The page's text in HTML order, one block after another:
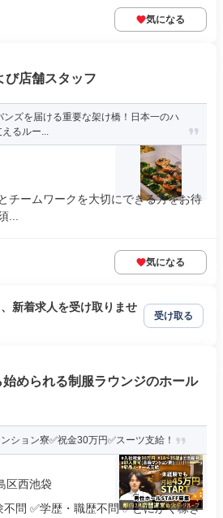
気になる
び店舗スタッフ
ンズを届ける重要な架け橋！日本一のハ
るルー...
チームワークを大切にできる方をお待
...
気になる
新着求人を受け取りませ
受け取る
められる制服ラウンジのホール
ション寮✅祝金30万円✅スーツ支給！
区西池袋
問 ✅学歴・職歴不問 ✅とにかく稼ぎ